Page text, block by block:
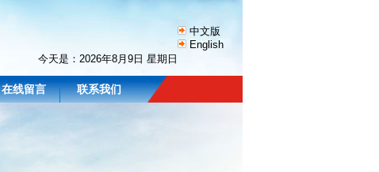
中文版
English
今天是： 2026年8月9日 星期日
在线留言 联系我们